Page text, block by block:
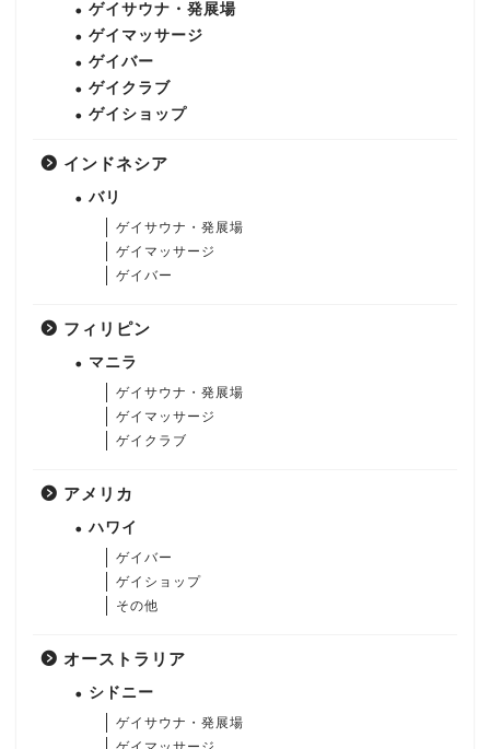
ゲイサウナ・発展場
ゲイマッサージ
ゲイバー
ゲイクラブ
ゲイショップ
インドネシア
バリ
ゲイサウナ・発展場
ゲイマッサージ
ゲイバー
フィリピン
マニラ
ゲイサウナ・発展場
ゲイマッサージ
ゲイクラブ
アメリカ
ハワイ
ゲイバー
ゲイショップ
その他
オーストラリア
シドニー
ゲイサウナ・発展場